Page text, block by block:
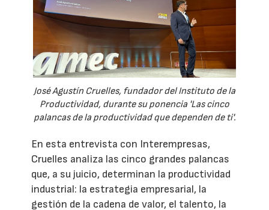
José Agustín Cruelles, fundador del Instituto de la
Productividad, durante su ponencia 'Las cinco
palancas de la productividad que dependen de ti'.
En esta entrevista con Interempresas,
Cruelles analiza las cinco grandes palancas
que, a su juicio, determinan la productividad
industrial: la estrategia empresarial, la
gestión de la cadena de valor, el talento, la